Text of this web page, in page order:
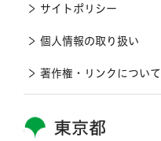
東京都
サイトポリシー
個人情報の取り扱い
著作権・リンクについて